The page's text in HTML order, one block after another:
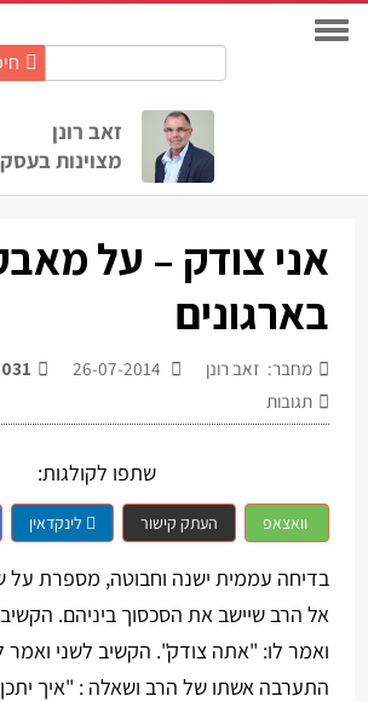
זאב רונן
מצוינות
אני צודק – על
בארגונים
מחבר: זאב רונן
תגובות
שתפו לקולגות:
וואצאפ העתק קישור לינקדאין
בדיחה עממית ישנה וחבוטה, מספרת על
אל הרב שיישב את הסכסוך ביניהם.
ואמר לו: "אתה צודק". הקשיב לשני ואמר
התערבה אשתו של הרב ושאלה : "איך